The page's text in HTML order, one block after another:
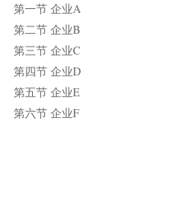
第一节 企业A
第二节 企业B
第三节 企业C
第四节 企业D
第五节 企业E
第六节 企业F